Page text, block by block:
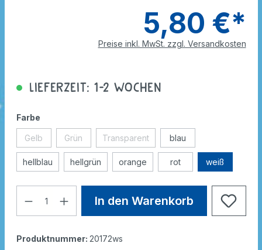
5,80 €*
Preise inkl. MwSt. zzgl. Versandkosten
Lieferzeit: 1-2 Wochen
Farbe
Gelb Grün Transparent blau
hellblau hellgrün orange rot weiß
In den Warenkorb
Produktnummer: 20172ws